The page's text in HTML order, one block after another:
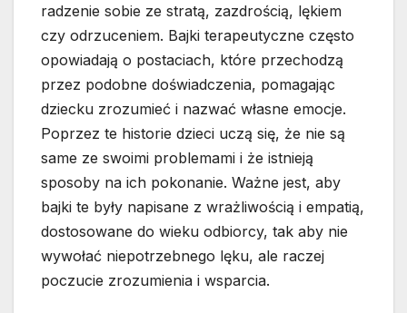
radzenie sobie ze stratą, zazdrością, lękiem
czy odrzuceniem. Bajki terapeutyczne często
opowiadają o postaciach, które przechodzą
przez podobne doświadczenia, pomagając
dziecku zrozumieć i nazwać własne emocje.
Poprzez te historie dzieci uczą się, że nie są
same ze swoimi problemami i że istnieją
sposoby na ich pokonanie. Ważne jest, aby
bajki te były napisane z wrażliwością i empatią,
dostosowane do wieku odbiorcy, tak aby nie
wywołać niepotrzebnego lęku, ale raczej
poczucie zrozumienia i wsparcia.